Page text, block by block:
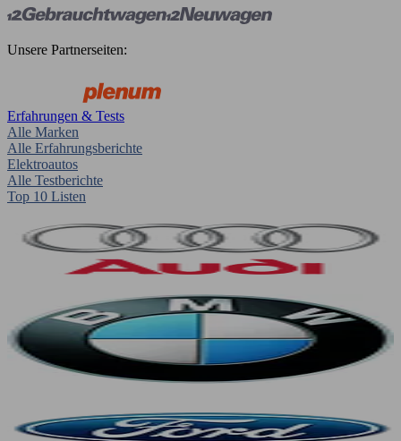
Unsere Partnerseiten:
Erfahrungen & Tests
Alle Marken
Alle Erfahrungsberichte
Elektroautos
Alle Testberichte
Top 10 Listen